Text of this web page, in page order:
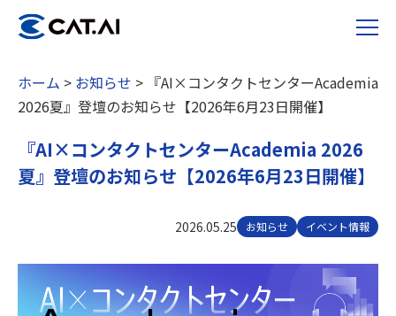
ホーム > お知らせ > 『AI×コンタクトセンターAcademia
2026夏』登壇のお知らせ【2026年6月23日開催】
『AI×コンタクトセンターAcademia 2026
夏』登壇のお知らせ【2026年6月23日開催】
2026.05.25 お知らせ イベント情報